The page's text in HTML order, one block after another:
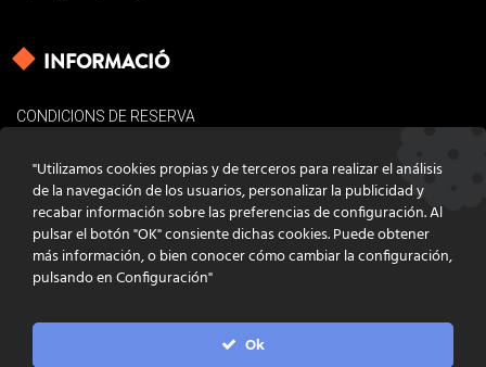
INFORMACIÓ
CONDICIONS DE RESERVA
POLÍTICA DE COOKIES
CONTACTE
"Utilizamos cookies propias y de terceros para realizar el análisis
de la navegación de los usuarios, personalizar la publicidad y
recabar información sobre las preferencias de configuración. Al
pulsar el botón "OK" consiente dichas cookies. Puede obtener
más información, o bien conocer cómo cambiar la configuración,
pulsando en Configuración"
Ok